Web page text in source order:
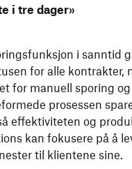
i tre dager»
i sanntid
for alle kontrakter,
for manuell sporing
prosessen
effektiviteten og
kan fokusere på å
til klientene sine.